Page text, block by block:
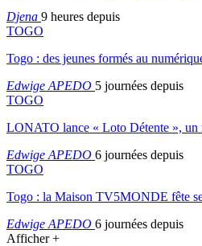
Djena 9 heures depuis
TOGO
Togo : des jeunes formés au
Edwige APEDO 5 journées depuis
TOGO
LONATO lance « Loto Détente », un
Edwige APEDO 6 journées depuis
TOGO
Togo : la Maison TV5MONDE fête
Edwige APEDO 6 journées depuis
Afficher +